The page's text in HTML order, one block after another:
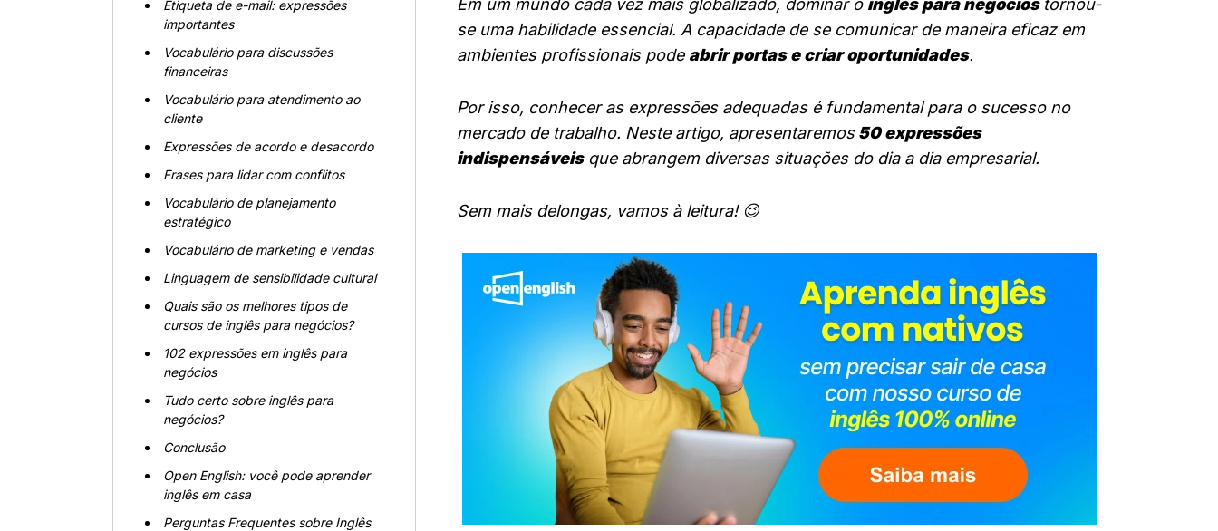
Etiqueta de e-mail: expressões
importantes
Vocabulário para discussões
financeiras
Vocabulário para atendimento ao
cliente
Expressões de acordo e desacordo
Frases para lidar com conflitos
Vocabulário de planejamento
estratégico
Vocabulário de marketing e vendas
Linguagem de sensibilidade cultural
Quais são os melhores tipos de
cursos de inglês para negócios?
102 expressões em inglês para
negócios
Tudo certo sobre inglês para
negócios?
Conclusão
Open English: você pode aprender
inglês em casa
Perguntas Frequentes sobre Inglês
Em um mundo cada vez mais globalizado, dominar o inglês para negócios tornou-
se uma habilidade essencial. A capacidade de se comunicar de maneira eficaz em
ambientes profissionais pode abrir portas e criar oportunidades.
Por isso, conhecer as expressões adequadas é fundamental para o sucesso no
mercado de trabalho. Neste artigo, apresentaremos50 expressões
indispensáveisque abrangem diversas situações do dia a dia empresarial.
Sem mais delongas, vamos à leitura! 😉